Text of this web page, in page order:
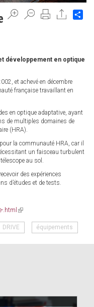
développement en optique
et achevé en décembre
française travaillant en
en optique adaptative, ayant
de multiples domaines de
(HRA).
la communauté HRA, car il
un faisceau turbulent
au sol.
des expériences
d’études et de tests.
.html (link
external)
DRIVE équipements